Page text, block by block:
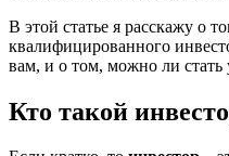
В этой статье я расскажу о
квалифицированного
вам, и о том, можно ли
Кто такой